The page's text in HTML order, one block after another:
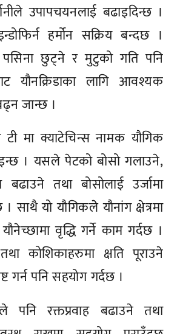
उपापचयनलाई बढाइदिन्छ ।
हर्मोन सक्रिय बन्दछ ।
पसिना छुट्ने र मुटुको गति पनि
यौनक्रिडाका लागि आवश्यक
जान्छ ।
टी मा क्याटेचिन्स नामक यौगिक
पाइन्छ । यसले पेटको बोसो गलाउने,
तथा बोसोलाई उर्जामा
साथै यो यौगिकलेे यौनांग क्षेत्रमा
वृद्धि गर्ने काम गर्दछ ।
कोशिकाहरुमा क्षति पूराउने
गर्न पनि सहयोग गर्दछ ।
पनि रक्तप्रवाह बढाउने तथा